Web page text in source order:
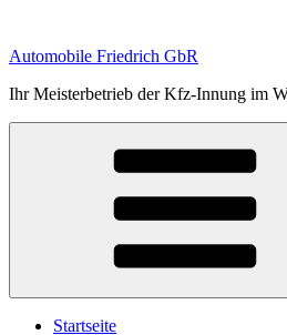
springen
Automobile Friedrich GbR
Ihr Meisterbetrieb der Kfz-Innung im
Startseite